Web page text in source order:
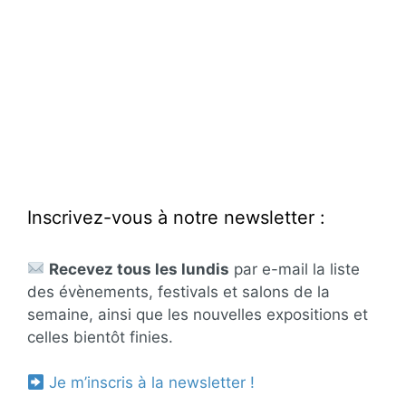
Inscrivez-vous à notre newsletter :
Recevez tous les lundis par e-mail la liste
des évènements, festivals et salons de la
semaine, ainsi que les nouvelles expositions et
celles bientôt finies.
Je m’inscris à la newsletter !